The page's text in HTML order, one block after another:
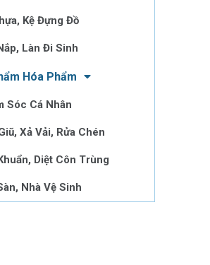
Kệ Đựng Đồ
Làn Đi Sinh
Hóa Phẩm
Sóc Cá Nhân
Xả Vải, Rửa Chén
Diệt Côn Trùng
Nhà Vệ Sinh